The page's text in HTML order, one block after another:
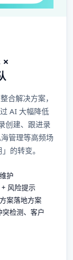
×
合解决方案，
AI 大幅降低
创建、跟进录
管理等高频场
的转变。
护
风险提示
案落地方案
检测、客户